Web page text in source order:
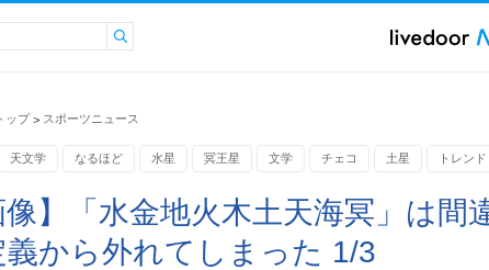
ップ > スポーツニュース
天文学 なるほど 水星 冥王星 文学 チェコ 土星 トレンド
像】「水金地火木土天海冥」は間
義から外れてしまった 1/3